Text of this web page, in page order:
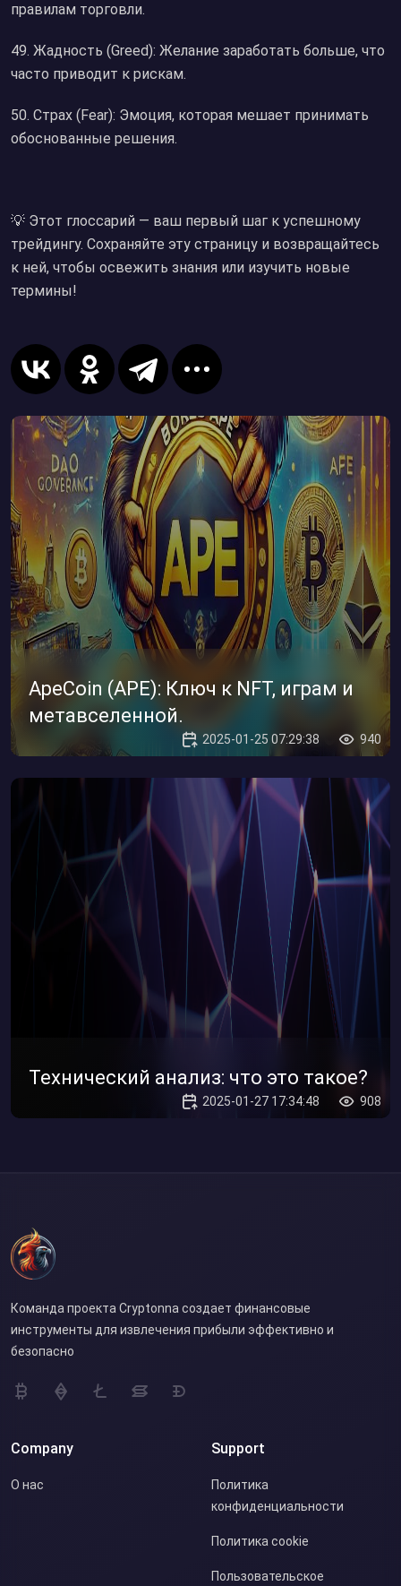
правилам торговли.
49. Жадность (Greed): Желание заработать больше, что
часто приводит к рискам.
50. Страх (Fear): Эмоция, которая мешает принимать
обоснованные решения.
💡 Этот глоссарий — ваш первый шаг к успешному
трейдингу. Сохраняйте эту страницу и возвращайтесь
к ней, чтобы освежить знания или изучить новые
термины!
ApeCoin (APE): Ключ к NFT, играм и
метавселенной.
2025-01-25 07:29:38 940
Технический анализ: что это такое?
2025-01-27 17:34:48 908
Команда проекта Cryptonna создает финансовые
инструменты для извлечения прибыли эффективно и
безопасно
Company
О нас
Support
Политика
конфиденциальности
Политика cookie
Пользовательское